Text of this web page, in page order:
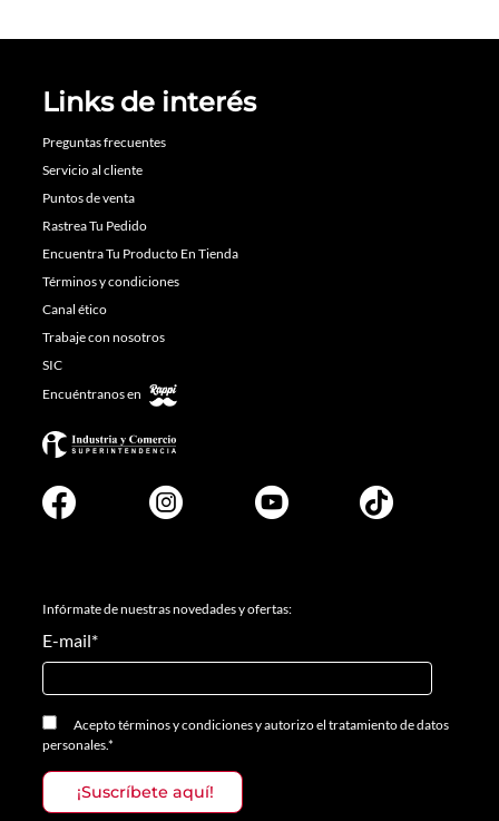
Links de interés
Preguntas frecuentes
Servicio al cliente
Puntos de venta
Rastrea Tu Pedido
Encuentra Tu Producto En Tienda
Términos y condiciones
Canal ético
Trabaje con nosotros
SIC
Encuéntranos en
Infórmate de nuestras novedades y ofertas:
E-mail*
Aceptotérminos y condicionesyautorizo el tratamiento de datos
personales.*